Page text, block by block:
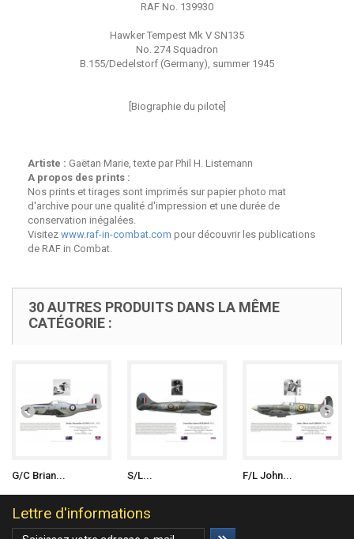
RAF No. 139930
Hawker Tempest Mk V SN135
No. 274 Squadron
B.155/Dedelstorf (Germany), summer 1945
[Biographie du pilote]
Artiste : Gaëtan Marie, texte par Phil H. Listemann
A propos des prints :
Nos prints et tirages sont imprimés sur papier photo mat
d'archive pour une qualité d'impression et une durée de
conservation inégalées.
Visitez www.raf-in-combat.com pour découvrir les publications
de RAF in Combat.
30 AUTRES PRODUITS DANS LA MÊME
CATÉGORIE :
G/C Brian... S/L... F/L John...
Lettre d'informations